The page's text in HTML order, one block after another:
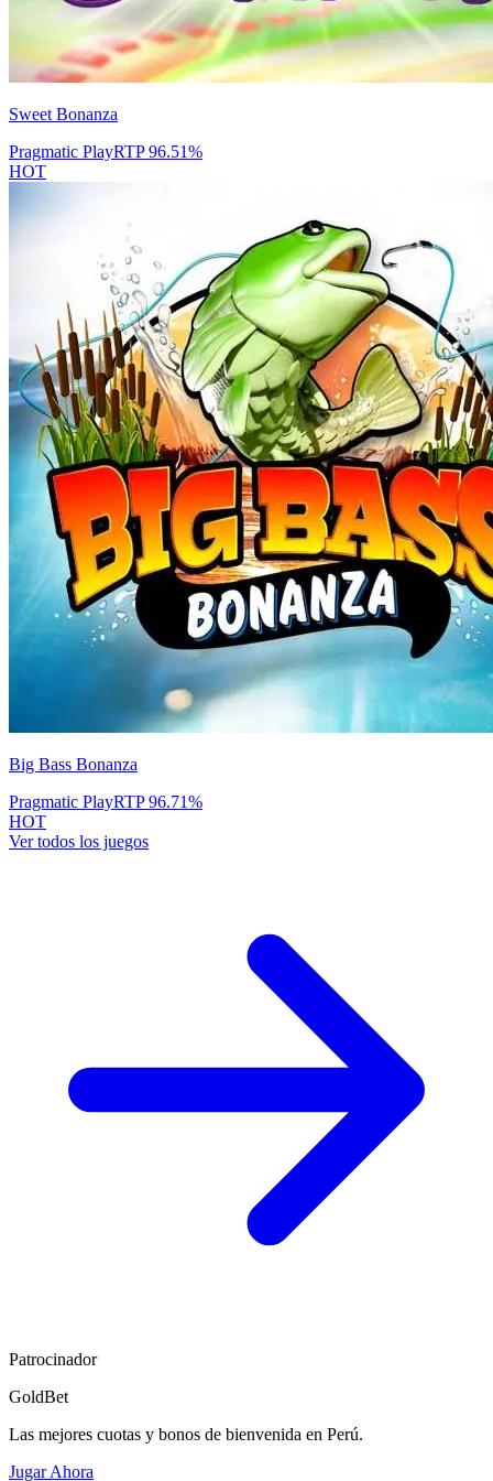
Sweet Bonanza
Pragmatic PlayRTP96.51%
HOT
Big Bass Bonanza
Pragmatic PlayRTP96.71%
HOT
Ver todos los juegos
Patrocinador
GoldBet
Las mejores cuotas y bonos de bienvenida en Perú.
Jugar Ahora